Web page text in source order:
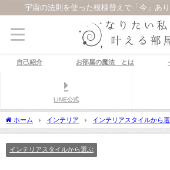
宇宙の法則を使った模様替えで「今」あ
自己紹介 お部屋の魔法®とは
LINE公式
ホーム インテリア インテリアスタイルから
にしたいなら、高級感のあるシックモダンインテリアを
インテリアスタイルから選ぶ